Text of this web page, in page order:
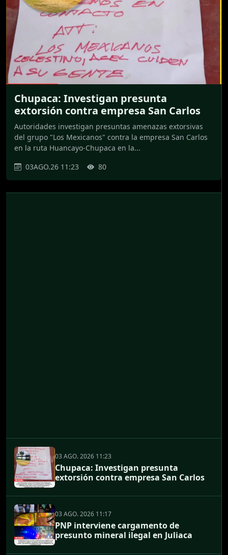
Chupaca: Investigan presunta
extorsión contra empresa San Carlos
Autoridades investigan presuntas amenazas extorsivas
del grupo "Los Mexicanos" contra la empresa San Carlos
en la ruta Huancayo-Chupaca en la...
03AGO.26 11:23
80
03 AGO. 2026 11:23
Chupaca: Investigan presunta
extorsión contra empresa San Carlos
03 AGO. 2026 11:17
PNP interviene cargamento de
presunto mineral ilegal en Juliaca